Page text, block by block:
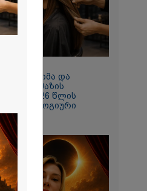
2026
თმა და
სილამაზის
- 2026 წლის
ასტროლოგიური